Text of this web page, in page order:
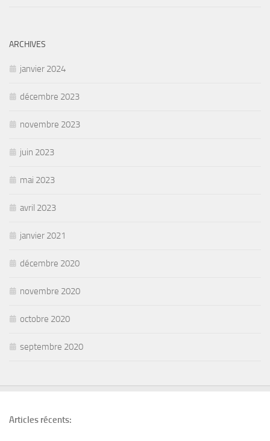
ARCHIVES
janvier 2024
décembre 2023
novembre 2023
juin 2023
mai 2023
avril 2023
janvier 2021
décembre 2020
novembre 2020
octobre 2020
septembre 2020
Articles récents: